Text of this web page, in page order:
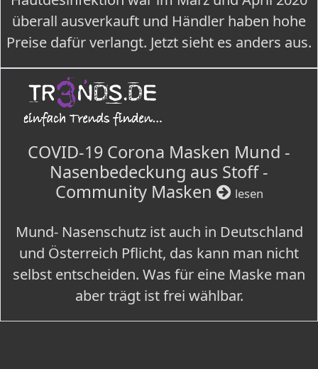
überall ausverkauft und Händler haben hohe
Preise dafür verlangt. Jetzt sieht es anders aus.
COVID-19 Corona Masken Mund -
Nasenbedeckung aus Stoff -
Community Masken
lesen
Mund- Nasenschutz ist auch in Deutschland
und Österreich Pflicht, das kann man nicht
selbst entscheiden. Was für eine Maske man
aber trägt ist frei wählbar.